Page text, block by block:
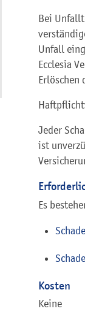
Bei
Unfall
Ecclesia
Erlöschen
Jeder
ist
Es
Kosten
Keine